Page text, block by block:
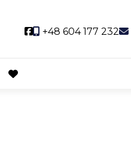
Social link
+48 604 177 232
favorite